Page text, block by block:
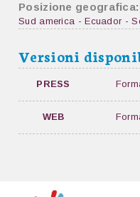
Posizione geografica:
Sud america - Ecuador -
Versioni
PRESS
WEB